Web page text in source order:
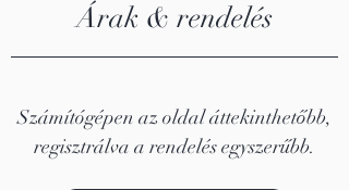
Árak & rendelés
Számítógépen az oldal áttekinthetőbb,
regisztrálva a rendelés egyszerűbb.